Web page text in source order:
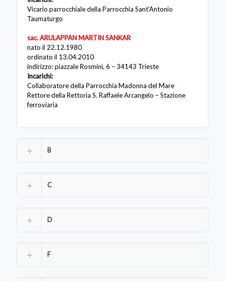
Vicario parrocchiale della Parrocchia Sant'Antonio
Taumaturgo
sac. ARULAPPAN MARTIN SANKAR
nato il 22.12.1980
ordinato il 13.04.2010
indirizzo: piazzale Rosmini, 6 – 34143 Trieste
Incarichi:
Collaboratore della Parrocchia Madonna del Mare
Rettore della Rettoria S. Raffaele Arcangelo – Stazione
ferroviaria
B
C
D
F